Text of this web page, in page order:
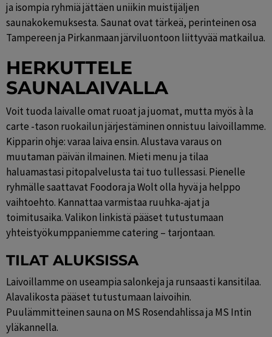
ja isompia ryhmiä jättäen uniikin muistijäljen
saunakokemuksesta. Saunat ovat tärkeä, perinteinen osa
Tampereen ja Pirkanmaan järviluontoon liittyvää matkailua.
HERKUTTELE
SAUNALAIVALLA
Voit tuoda laivalle omat ruoat ja juomat, mutta myös à la
carte -tason ruokailun järjestäminen onnistuu laivoillamme.
Kipparin ohje: varaa laiva ensin. Alustava varaus on
muutaman päivän ilmainen. Mieti menu ja tilaa
haluamastasi pitopalvelusta tai tuo tullessasi. Pienelle
ryhmälle saattavat Foodora ja Wolt olla hyvä ja helppo
vaihtoehto. Kannattaa varmistaa ruuhka-ajat ja
toimitusaika. Valikon linkistä pääset tutustumaan
yhteistyökumppaniemme catering – tarjontaan.
TILAT ALUKSISSA
Laivoillamme on useampia salonkeja ja runsaasti kansitilaa.
Alavalikosta pääset tutustumaan laivoihin.
Puulämmitteinen sauna on MS Rosendahlissa ja MS Intin
yläkannella.